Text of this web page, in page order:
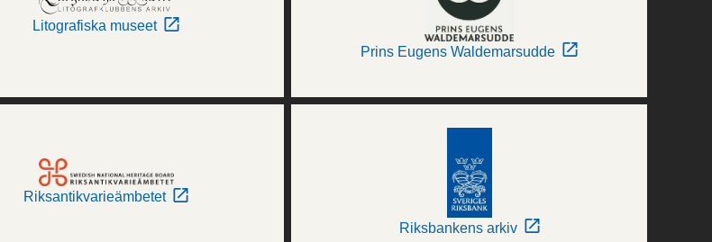
Litografiska museet
Prins Eugens Waldemarsudde
Riksantikvarieämbetet
Riksbankens arkiv